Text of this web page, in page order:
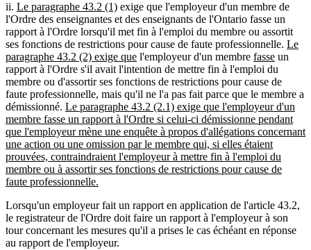
ii. Le paragraphe 43.2 (1) exige que l'employeur d'un membre de
l'Ordre des enseignantes et des enseignants de l'Ontario fasse un
rapport à l'Ordre lorsqu'il met fin à l'emploi du membre ou assortit
ses fonctions de restrictions pour cause de faute professionnelle. Le
paragraphe 43.2 (2) exige que l'employeur d'un membre fasse un
rapport à l'Ordre s'il avait l'intention de mettre fin à l'emploi du
membre ou d'assortir ses fonctions de restrictions pour cause de
faute professionnelle, mais qu'il ne l'a pas fait parce que le membre a
démissionné. Le paragraphe 43.2 (2.1) exige que l'employeur d'un
membre fasse un rapport à l'Ordre si celui-ci démissionne pendant
que l'employeur mène une enquête à propos d'allégations concernant
une action ou une omission par le membre qui, si elles étaient
prouvées, contraindraient l'employeur à mettre fin à l'emploi du
membre ou à assortir ses fonctions de restrictions pour cause de
faute professionnelle.
Lorsqu'un employeur fait un rapport en application de l'article 43.2,
le registrateur de l'Ordre doit faire un rapport à l'employeur à son
tour concernant les mesures qu'il a prises le cas échéant en réponse
au rapport de l'employeur.